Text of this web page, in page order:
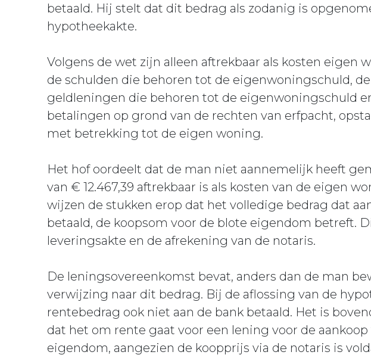
betaald. Hij stelt dat dit bedrag als zodanig is
hypotheekakte.
Volgens de wet zijn alleen aftrekbaar als kosten eigen
de schulden die behoren tot de eigenwoningschuld,
geldleningen die behoren tot de eigenwoningschuld
betalingen op grond van de rechten van erfpacht,
met betrekking tot de eigen woning.
Het hof oordeelt dat de man niet aannemelijk heeft
van € 12.467,39 aftrekbaar is als kosten van de eigen
wijzen de stukken erop dat het volledige bedrag dat
betaald, de koopsom voor de blote eigendom betreft.
leveringsakte en de afrekening van de notaris.
De leningsovereenkomst bevat, anders dan de man
verwijzing naar dit bedrag. Bij de aflossing van de
rentebedrag ook niet aan de bank betaald. Het is
dat het om rente gaat voor een lening voor de aankoop
eigendom, aangezien de koopprijs via de notaris is